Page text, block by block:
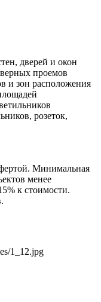
дверей и окон
проемов
и зон расположения
розеток,
Минимальная
менее
к стоимости.
1_12.jpg